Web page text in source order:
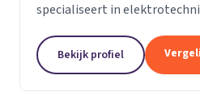
specialiseert in
klanttevredenheid, streven
groot of...
Bekijk profiel